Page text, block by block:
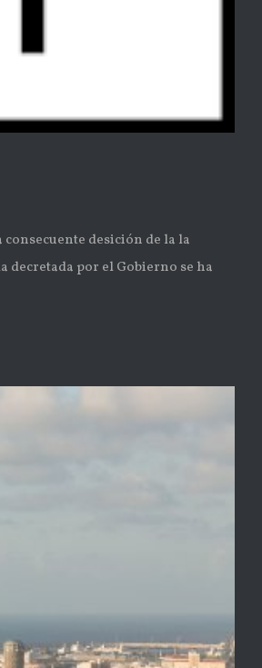
desición de la la
decretada por el Gobierno se ha